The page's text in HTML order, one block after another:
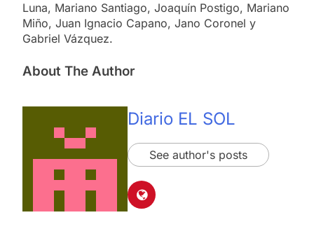
Luna, Mariano Santiago, Joaquín Postigo, Mariano
Miño, Juan Ignacio Capano, Jano Coronel y
Gabriel Vázquez.
About The Author
Diario EL SOL
See author's posts